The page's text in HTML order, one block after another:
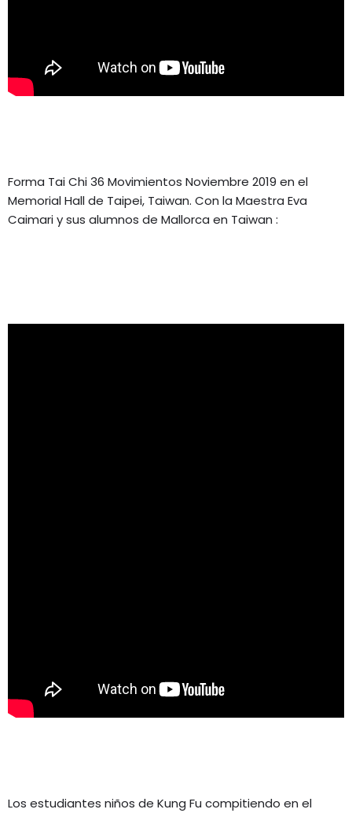
Forma Tai Chi 36 Movimientos Noviembre 2019 en el
Memorial Hall de Taipei, Taiwan. Con la Maestra Eva
Caimari y sus alumnos de Mallorca en Taiwan :
Los estudiantes niños de Kung Fu compitiendo en el